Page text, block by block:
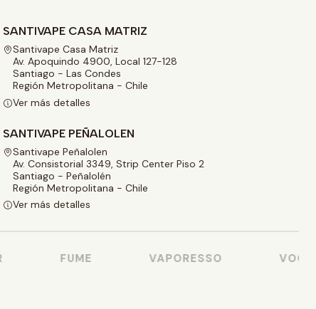
SANTIVAPE CASA MATRIZ
Santivape Casa Matriz
Av. Apoquindo 4900, Local 127-128
Santiago - Las Condes
Región Metropolitana - Chile
Ver más detalles
SANTIVAPE PEÑALOLEN
Santivape Peñalolen
Av. Consistorial 3349, Strip Center Piso 2
Santiago - Peñalolén
Región Metropolitana - Chile
Ver más detalles
FUME VAPORESSO